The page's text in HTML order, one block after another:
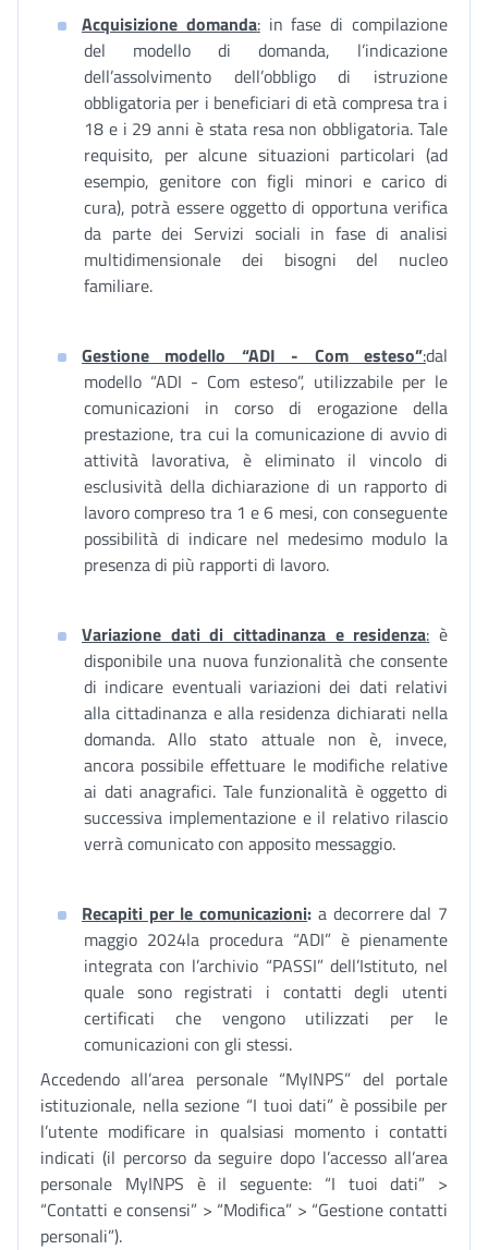
Acquisizione domanda:in fase di compilazione
del modello di domanda, l’indicazione
dell’assolvimento dell’obbligo di istruzione
obbligatoria per i beneficiari di età compresa tra i
18 e i 29 anni è stata resa non obbligatoria. Tale
requisito, per alcune situazioni particolari (ad
esempio, genitore con figli minori e carico di
cura), potrà essere oggetto di opportuna verifica
da parte dei Servizi sociali in fase di analisi
multidimensionale dei bisogni del nucleo
familiare.
Gestione modello “ADI - Com esteso”:dal
modello “ADI - Com esteso”, utilizzabile per le
comunicazioni in corso di erogazione della
prestazione, tra cui la comunicazione di avvio di
attività lavorativa, è eliminato il vincolo di
esclusività della dichiarazione di un rapporto di
lavoro compreso tra 1 e 6 mesi, con conseguente
possibilità di indicare nel medesimo modulo la
presenza di più rapporti di lavoro.
Variazione dati di cittadinanza e residenza: è
disponibile una nuova funzionalità che consente
di indicare eventuali variazioni dei dati relativi
alla cittadinanza e alla residenza dichiarati nella
domanda. Allo stato attuale non è, invece,
ancora possibile effettuare le modifiche relative
ai dati anagrafici. Tale funzionalità è oggetto di
successiva implementazione e il relativo rilascio
verrà comunicato con apposito messaggio.
Recapiti per le comunicazioni: a decorrere dal 7
maggio 2024la procedura “ADI” è pienamente
integrata con l’archivio “PASSI” dell’Istituto, nel
quale sono registrati i contatti degli utenti
certificati che vengono utilizzati per le
comunicazioni con gli stessi.
Accedendo all’area personale “MyINPS” del portale
istituzionale, nella sezione “I tuoi dati” è possibile per
l’utente modificare in qualsiasi momento i contatti
indicati (il percorso da seguire dopo l’accesso all’area
personale MyINPS è il seguente: “I tuoi dati” >
“Contatti e consensi” > “Modifica” > “Gestione contatti
personali”).